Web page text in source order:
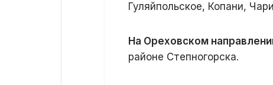
Гуляйпольское, Копани,
На Ореховском
районе Степногорска.